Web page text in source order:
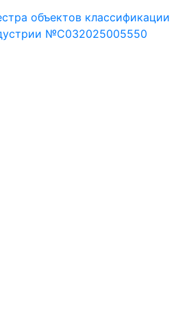
объектов классификации
№С032025005550